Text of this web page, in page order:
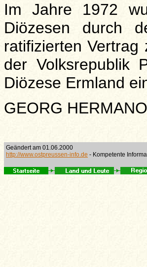
Im Jahre 1972
Diözesen durch
ratifizierten
der Volksrepublik
Diözese Ermland
GEORG
Geändert am 01.06.2000
http://www.ostpreussen-info.de - Kompetente